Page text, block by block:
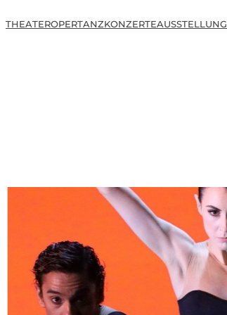
THEATEROPERTANZKONZERTEAUSSTELLUNG